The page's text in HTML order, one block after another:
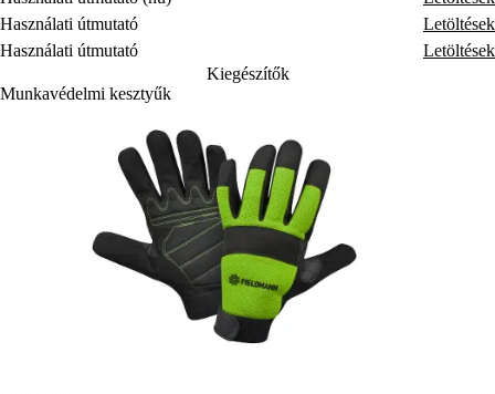
Használati útmutató
Letöltések
Használati útmutató
Letöltések
Kiegészítők
Munkavédelmi kesztyűk